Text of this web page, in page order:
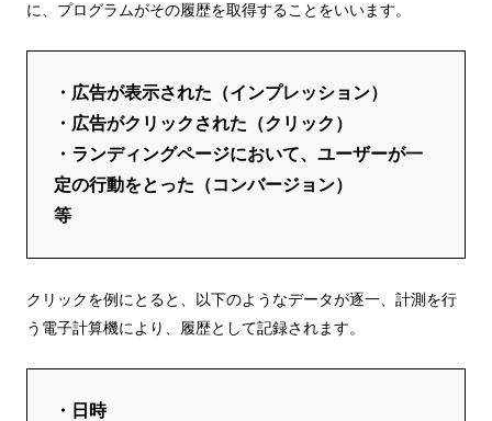
に、プログラムがその履歴を取得することをいいます。
・広告が表示された（インプレッション）
・広告がクリックされた（クリック）
・ランディングページにおいて、ユーザーが一
定の行動をとった（コンバージョン）
等
クリックを例にとると、以下のようなデータが逐一、計測を行
う電子計算機により、履歴として記録されます。
・日時